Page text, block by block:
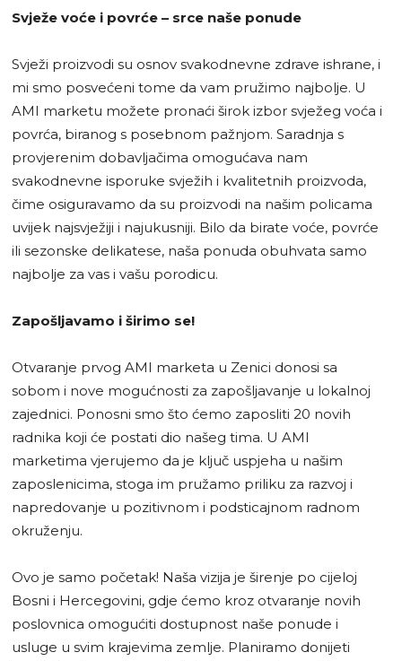
Svježe voće i povrće – srce naše ponude
Svježi proizvodi su osnov svakodnevne zdrave ishrane, i
mi smo posvećeni tome da vam pružimo najbolje. U
AMI marketu možete pronaći širok izbor svježeg voća i
povrća, biranog s posebnom pažnjom. Saradnja s
provjerenim dobavljačima omogućava nam
svakodnevne isporuke svježih i kvalitetnih proizvoda,
čime osiguravamo da su proizvodi na našim policama
uvijek najsvježiji i najukusniji. Bilo da birate voće, povrće
ili sezonske delikatese, naša ponuda obuhvata samo
najbolje za vas i vašu porodicu.
Zapošljavamo i širimo se!
Otvaranje prvog AMI marketa u Zenici donosi sa
sobom i nove mogućnosti za zapošljavanje u lokalnoj
zajednici. Ponosni smo što ćemo zaposliti 20 novih
radnika koji će postati dio našeg tima. U AMI
marketima vjerujemo da je ključ uspjeha u našim
zaposlenicima, stoga im pružamo priliku za razvoj i
napredovanje u pozitivnom i podsticajnom radnom
okruženju.
Ovo je samo početak! Naša vizija je širenje po cijeloj
Bosni i Hercegovini, gdje ćemo kroz otvaranje novih
poslovnica omogućiti dostupnost naše ponude i
usluge u svim krajevima zemlje. Planiramo donijeti